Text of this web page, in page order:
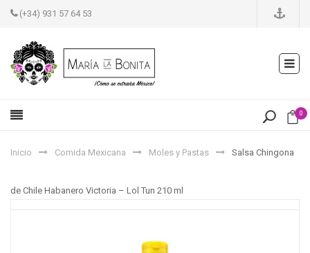
(+34) 931 57 64 53
0
Inicio Comida Mexicana Moles y Pastas Salsa Chingona
de Chile Habanero Victoria – Lol Tun 210 ml